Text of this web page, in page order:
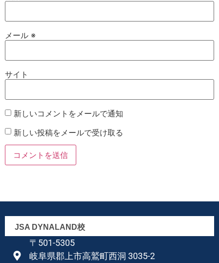
メール ※
サイト
新しいコメントをメールで通知
新しい投稿をメールで受け取る
JSA DYNALAND校
〒501-5305
岐阜県郡上市高鷲町西洞 3035-2